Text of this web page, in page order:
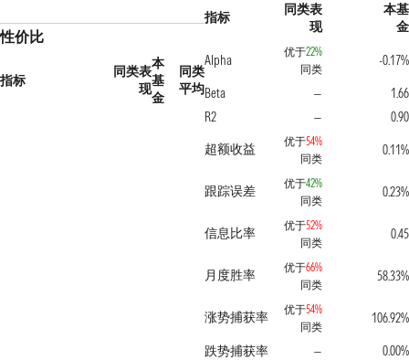
性价比
指标
同类表
现
本
基
金
同类
平均
指标
同类表
现
本基
金
Alpha
优于22%
同类
-0.17%
Beta
—
1.66
R2
—
0.90
超额收益
优于54%
同类
0.11%
跟踪误差 优于42%
同类
0.23%
信息比率 优于52%
同类
0.45
月度胜率 优于66%
同类
58.33%
涨势捕获率 优于54%
同类
106.92%
跌势捕获率
— 0.00%